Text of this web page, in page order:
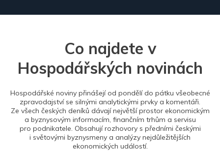
Co najdete v
Hospodářských novinách
Hospodářské noviny přinášejí od pondělí do pátku všeobecné
zpravodajství se silnými analytickými prvky a komentáři.
Ze všech českých deníků dávají největší prostor ekonomickým
a byznysovým informacím, finančním trhům a servisu
pro podnikatele. Obsahují rozhovory s předními českými
i světovými byznysmeny a analýzy nejdůležitějších
ekonomických událostí.